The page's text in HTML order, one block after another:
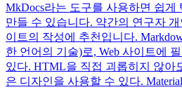
MkDocs라는 도구를 사용하면 쉽게
만들 수 있습니다. 약간의 연구자
이트의 작성에 추천입니다.
한 언어의 기술)로, Web 사이트에
있다. HTML을 직접 괴롭히지 않아
은 디자인을 사용할 수 있다.